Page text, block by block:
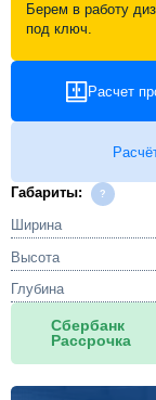
Контакты
Берем в работу
под ключ.
Расчет
Габариты:
Ширина
Высота
Глубина
Сбербанк
Рассрочка